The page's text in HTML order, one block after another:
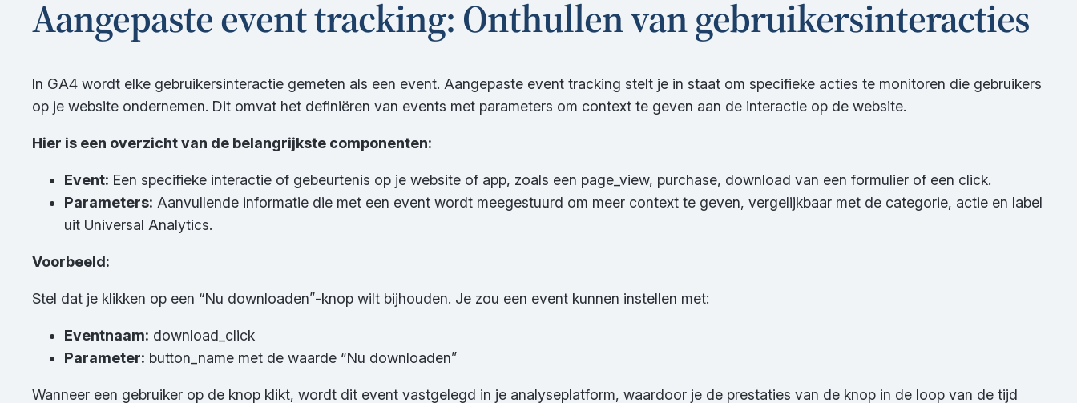
Aangepaste event tracking: Onthullen van gebruikersinteracties
In GA4 wordt elke gebruikersinteractie gemeten als een event. Aangepaste event tracking stelt je in staat om specifieke acties te monitoren die gebruikers
op je website ondernemen. Dit omvat het definiëren van events met parameters om context te geven aan de interactie op de website.
Hier is een overzicht van de belangrijkste componenten:
Event: Een specifieke interactie of gebeurtenis op je website of app, zoals een page_view, purchase, download van een formulier of een click.
Parameters: Aanvullende informatie die met een event wordt meegestuurd om meer context te geven, vergelijkbaar met de categorie, actie en label
uit Universal Analytics.
Voorbeeld:
Stel dat je klikken op een “Nu downloaden”-knop wilt bijhouden. Je zou een event kunnen instellen met:
Eventnaam: download_click
Parameter: button_name met de waarde “Nu downloaden”
Wanneer een gebruiker op de knop klikt, wordt dit event vastgelegd in je analyseplatform, waardoor je de prestaties van de knop in de loop van de tijd